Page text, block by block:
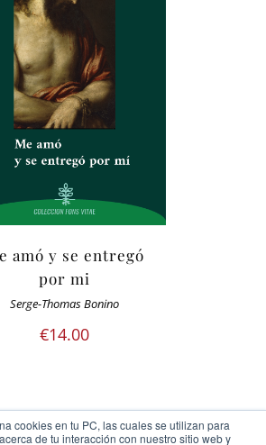
cookies en tu PC, las cuales se utilizan para
de tu interacción con nuestro sitio web y
amó y se entregó
por mi
Serge-Thomas Bonino
€14.00